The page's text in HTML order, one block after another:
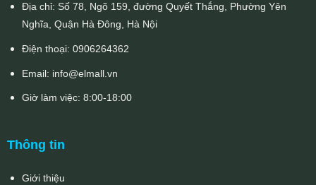
Địa chỉ: Số 78, Ngõ 159, đường Quyết Thắng, Phường Yên
Nghĩa, Quận Hà Đông, Hà Nội
Điện thoại: 0906264362
Email: info@elmall.vn
Giờ làm việc: 8:00-18:00
Thông tin
Giới thiệu